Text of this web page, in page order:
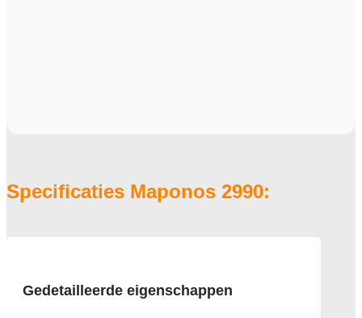
Specificaties Maponos 2990:
Gedetailleerde eigenschappen